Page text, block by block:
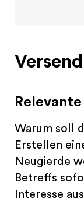
Warum soll
Erstellen
Neugierde
Betreffs
Interesse